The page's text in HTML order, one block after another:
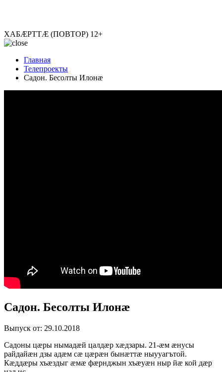
ХАБÆРТТÆ (ПОВТОР) 12+
Главная
Телепроекты
Садон. Бесолты Илонæ
Садон. Бесолты Илонæ
Выпуск от: 29.10.2018
Садоны цæры нымадæй цалдæр хæдзары. 21-æм æнусы
райдайæн дзы адæм сæ цæрæн бынæттæ ныууагътой.
Кæддæры хъæздыг æмæ фæрнджын хъæуæн ныр йæ кой дæр